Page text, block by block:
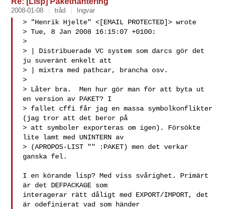
2008-01-08 tråd Ingvar
> "Henrik Hjelte" <[EMAIL PROTECTED]> wrote
> Tue, 8 Jan 2008 16:15:07 +0100:
>
> | Distribuerade VC system som darcs gör det
ju suveränt enkelt att
> | mixtra med pathcar, brancha osv.
>
> Låter bra.  Men hur gör man för att byta ut
en version av PAKET? I
> fallet cffi får jag en massa symbolkonflikter
(jag tror att det beror på
> att symboler exporteras om igen). Försökte
lite lamt med UNINTERN av
> (APROPOS-LIST "" :PAKET) men det verkar
ganska fel.
I en körande lisp? Med viss svårighet. Primärt
är det DEFPACKAGE som
interagerar rätt dåligt med EXPORT/IMPORT, det
är odefinierat vad som händer